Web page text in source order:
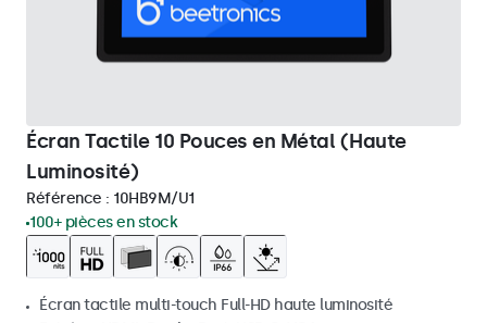
Écran Tactile 10 Pouces en Métal (Haute
Luminosité)
Référence : 10HB9M/U1
100+ pièces en stock
Écran tactile multi-touch Full-HD haute luminosité